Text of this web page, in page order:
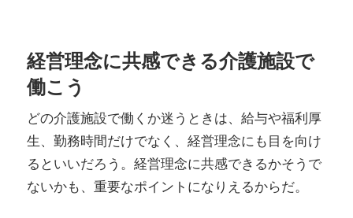
キ
ッ
プ
ベ
ー
シ
ョ
ン
に
結
経営理念に共感できる介護施設で
働こう
どの介護施設で働くか迷うときは、給与や福利厚
生、勤務時間だけでなく、経営理念にも目を向け
るといいだろう。経営理念に共感できるかそうで
ないかも、重要なポイントになりえるからだ。